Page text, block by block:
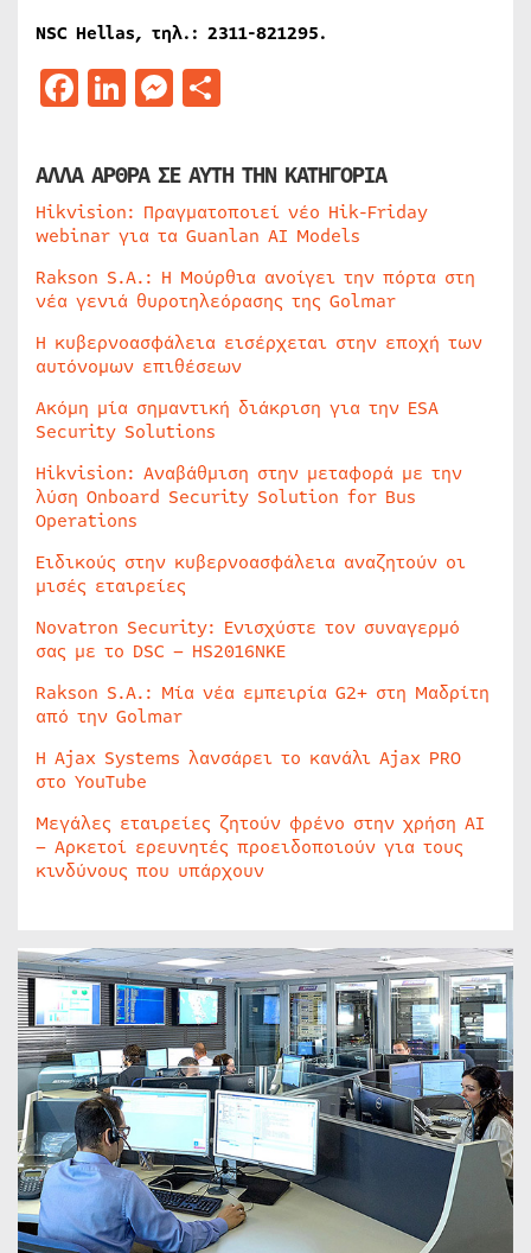
NSC Hellas, τηλ.: 2311-821295.
Facebook
LinkedIn
Messenger
ΑΛΛΑ ΑΡΘΡΑ ΣΕ ΑΥΤΗ ΤΗΝ ΚΑΤΗΓΟΡΙΑ
Hikvision: Πραγματοποιεί νέο Hik-Friday
webinar για τα Guanlan AI Models
Rakson S.A.: Η Μούρθια ανοίγει την πόρτα στη
νέα γενιά θυροτηλεόρασης της Golmar
Η κυβερνοασφάλεια εισέρχεται στην εποχή των
αυτόνομων επιθέσεων
Ακόμη μία σημαντική διάκριση για την ESA
Security Solutions
Hikvision: Αναβάθμιση στην μεταφορά με την
λύση Onboard Security Solution for Bus
Operations
Ειδικούς στην κυβερνοασφάλεια αναζητούν οι
μισές εταιρείες
Novatron Security: Ενισχύστε τον συναγερμό
σας με το DSC – HS2016NKE
Rakson S.A.: Μία νέα εμπειρία G2+ στη Μαδρίτη
από την Golmar
Η Ajax Systems λανσάρει το κανάλι Ajax PRO
στο YouTube
Μεγάλες εταιρείες ζητούν φρένο στην χρήση AI
– Αρκετοί ερευνητές προειδοποιούν για τους
κινδύνους που υπάρχουν